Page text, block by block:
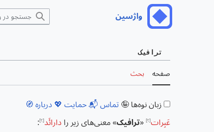
منوی اصلی
واژسین
ترافیک
صفحه بحث
زبان نوه‌ها 🤪 تماس 📬حمایت 💖 درباره 🧭
عَبِرات[؟] «ترافیک» معنی‌های زیر را دارائَد[؟]: